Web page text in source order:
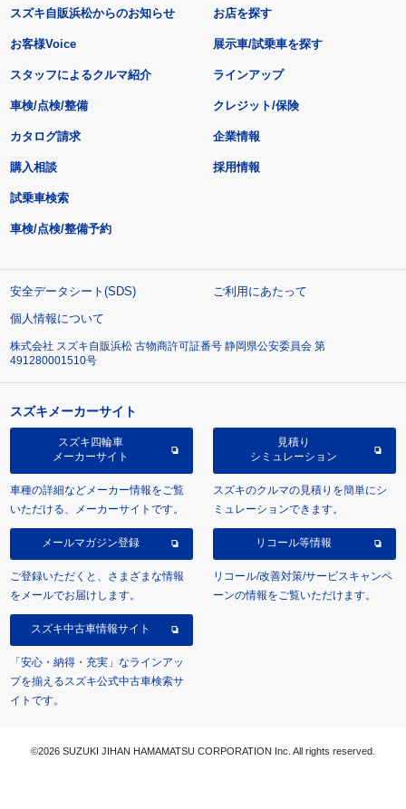
スズキ自販浜松からのお知らせ
お客様Voice
スタッフによるクルマ紹介
お店を探す
展示車/試乗車を探す
ラインアップ
車検/点検/整備 クレジット/保険
カタログ請求
購入相談
試乗車検索
車検/点検/整備予約
企業情報
採用情報
安全データシート(SDS)
ご利用にあたって
個人情報について
株式会社 スズキ自販浜松 古物商許可証番号 静岡県公安委員会 第
491280001510号
スズキメーカーサイト
スズキ四輪車
メーカーサイト
車種の詳細などメーカー情報をご覧
いただける、メーカーサイトです。
見積り
シミュレーション
スズキのクルマの見積りを簡単にシ
ミュレーションできます。
メールマガジン登録
ご登録いただくと、さまざまな情報
をメールでお届けします。
リコール等情報
リコール/改善対策/サービスキャンペ
ーンの情報をご覧いただけます。
スズキ中古車情報サイト
「安心・納得・充実」なラインアッ
プを揃えるスズキ公式中古車検索サ
イトです。
©2026 SUZUKI JIHAN HAMAMATSU CORPORATION Inc. All rights reserved.